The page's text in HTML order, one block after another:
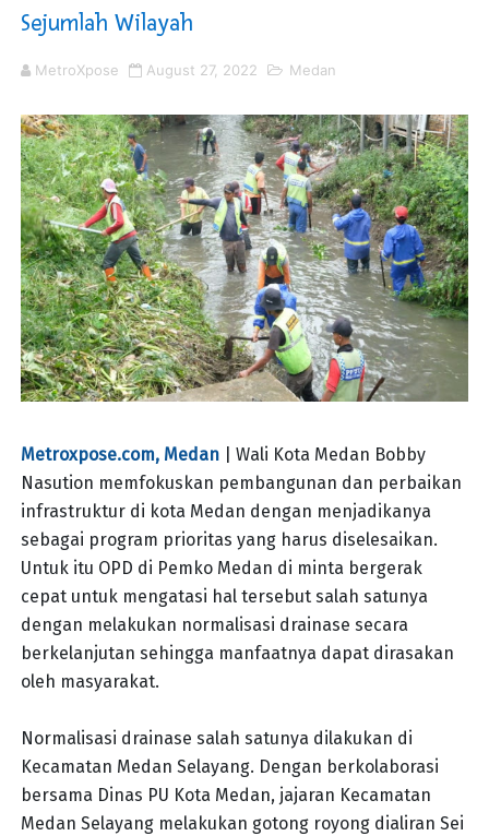
4 Dokter Asal Nias Barat Lulus PPDS di FK USU,
Sejumlah Wilayah
MetroXpose August 27, 2022 Medan
Metroxpose.com, Medan| Wali Kota Medan Bobby
Nasution memfokuskan pembangunan dan perbaikan
infrastruktur di kota Medan dengan menjadikanya
sebagai program prioritas yang harus diselesaikan.
Untuk itu OPD di Pemko Medan di minta bergerak
cepat untuk mengatasi hal tersebut salah satunya
dengan melakukan normalisasi drainase secara
berkelanjutan sehingga manfaatnya dapat dirasakan
oleh masyarakat.
Normalisasi drainase salah satunya dilakukan di
Kecamatan Medan Selayang. Dengan berkolaborasi
bersama Dinas PU Kota Medan, jajaran Kecamatan
Medan Selayang melakukan gotong royong dialiran Sei